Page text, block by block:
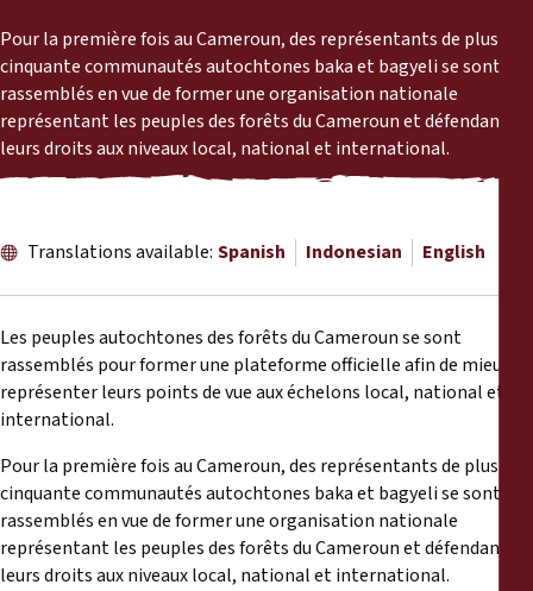
Who we are
Press Room
Publications & Resources
News
Press Releases
Training Materials
Briefing Papers
Legal Submissions
Declarations
Pour la première fois au Cameroun, des représentants de plus de
cinquante communautés autochtones baka et bagyeli se sont
rassemblés en vue de former une organisation nationale
représentant les peuples des forêts du Cameroun et défendant
leurs droits aux niveaux local, national et international.
Translations available: Spanish Indonesian English
Les peuples autochtones des forêts du Cameroun se sont
rassemblés pour former une plateforme officielle afin de mieux
représenter leurs points de vue aux échelons local, national et
international.
Pour la première fois au Cameroun, des représentants de plus de
cinquante communautés autochtones baka et bagyeli se sont
rassemblés en vue de former une organisation nationale
représentant les peuples des forêts du Cameroun et défendant
leurs droits aux niveaux local, national et international.